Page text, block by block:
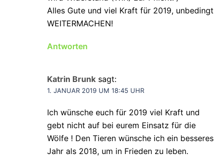
Alles Gute und viel Kraft für 2019, unbedingt
WEITERMACHEN!
Antworten
Katrin Brunk sagt:
1. JANUAR 2019 UM 18:45 UHR
Ich wünsche euch für 2019 viel Kraft und
gebt nicht auf bei eurem Einsatz für die
Wölfe ! Den Tieren wünsche ich ein besseres
Jahr als 2018, um in Frieden zu leben.